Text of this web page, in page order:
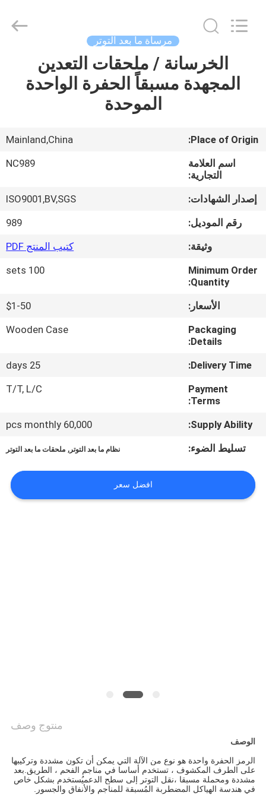
المنزل
فيديوهات
جولة
مراقبة
الجودة
بنا
اطلب
اقتباس
خريطة
CO.,LTD.
مرساة ما بعد التوتر
الخرسانة / ملحقات التعدين
المجهدة مسبقاً الحفرة الواحدة
الموحدة
Place of Origin:
Mainland,China
اسم العلامة
التجارية:
NC989
إصدار الشهادات:
ISO9001,BV,SGS
رقم الموديل:
989
وثيقة:
كتيب المنتج PDF
Minimum Order
Quantity:
100 sets
الأسعار:
$1-50
Packaging
Details:
Wooden Case
Delivery Time:
25 days
Payment
Terms:
T/T, L/C
Supply Ability:
60,000 pcs monthly
تسليط الضوء:
نظام ما بعد التوتر , ملحقات ما بعد التوتر
افضل سعر
منتوج وصف
الوصف
الرمز الحفرة واحدة هو نوع من الآلة التي يمكن أن تكون مشددة وتركيبها
على الطرف المكشوف ، تستخدم أساسا في مناجم الفحم ، الطريق.بعد
مشددة ومحملة مسبقا ،نقل التوتر إلى سطح الدعميُستخدم بشكل خاص
في هندسة الهياكل المضطربة المُسبقة للمناجم والأنفاق والجسور.